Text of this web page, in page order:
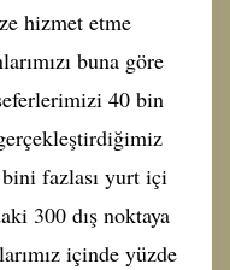
hizmet etme
buna göre
40 bin
fazlası yurt içi
300 dış noktaya
içinde yüzde